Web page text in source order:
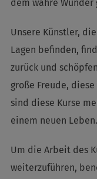
dem wahre Wunder
Unsere Künstler,
Lagen befinden,
zurück und
große Freude,
sind diese Kurse
einem neuen Leben.
Um die Arbeit des
weiterzuführen,